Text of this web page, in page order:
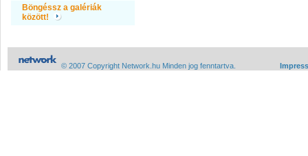
Böngéssz a galériák
között!
© 2007 Copyright Network.hu Minden jog fenntartva.